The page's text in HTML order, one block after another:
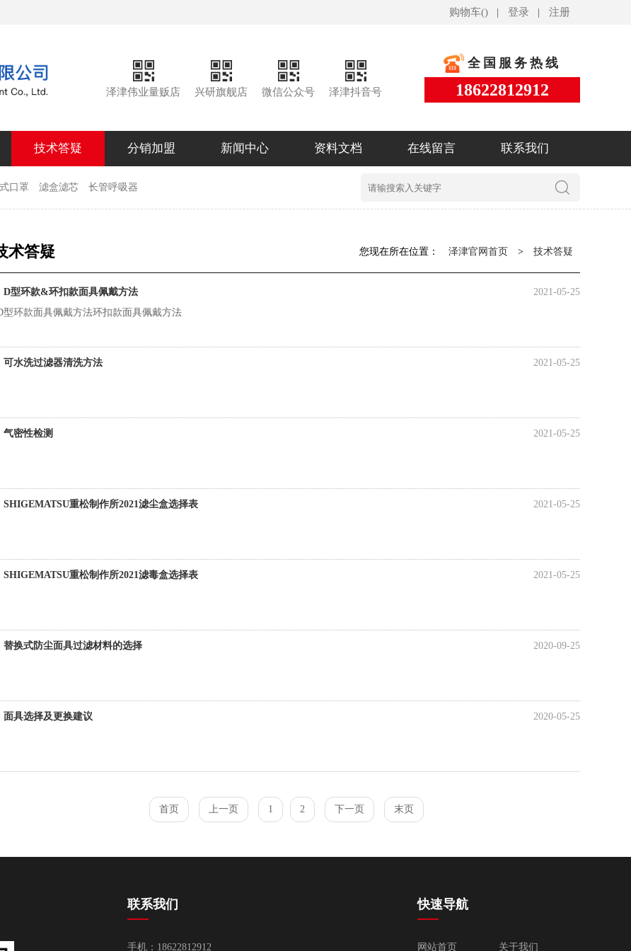
购物车() 登录 注册
泽津伟业量贩店 兴研旗舰店 微信公众号 泽津抖音号
全国服务热线
18622812912
技术答疑 分销加盟 新闻中心 资料文档 在线留言 联系我们
口罩 滤盒滤芯 长管呼吸器
术答疑 您现在所在位置： 泽津官网首页 > 技术答疑
2021-05-25
D型环款&环扣款面具佩戴方法
型环款面具佩戴方法环扣款面具佩戴方法
2021-05-25
可水洗过滤器清洗方法
2021-05-25
气密性检测
2021-05-25
SHIGEMATSU重松制作所2021滤尘盒选择表
2021-05-25
SHIGEMATSU重松制作所2021滤毒盒选择表
2020-09-25
替换式防尘面具过滤材料的选择
2020-05-25
面具选择及更换建议
首页 上一页 1 2 下一页 末页
联系我们
手机：18622812912
快速导航
网站首页 关于我们